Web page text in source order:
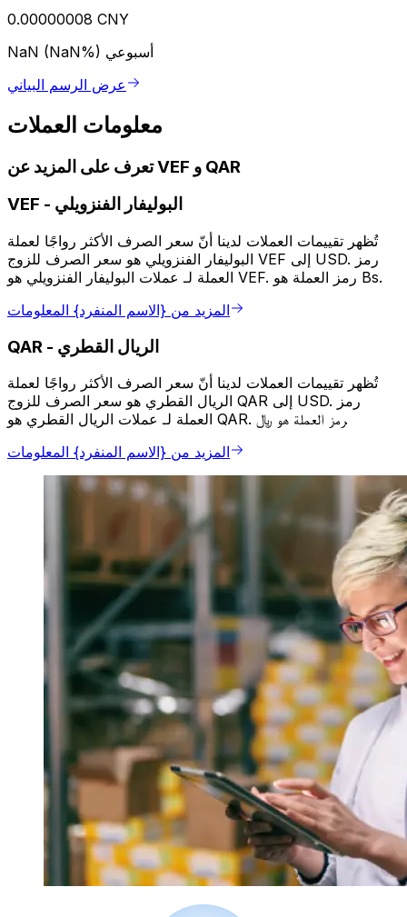
0.00000008 CNY
NaN (NaN%) أسبوعي
عرض الرسم البياني
معلومات العملات
تعرف على المزيد عن VEF و QAR
VEF - البوليفار الفنزويلي
تُظهر تقييمات العملات لدينا أنّ سعر الصرف الأكثر رواجًا لعملة
البوليفار الفنزويلي هو سعر الصرف للزوج VEF إلى USD. رمز
العملة لـ عملات البوليفار الفنزويلي هو VEF. رمز العملة هو Bs.
المزيد من {الاسم المنفرد} المعلومات
QAR - الريال القطري
تُظهر تقييمات العملات لدينا أنّ سعر الصرف الأكثر رواجًا لعملة
الريال القطري هو سعر الصرف للزوج QAR إلى USD. رمز
العملة لـ عملات الريال القطري هو QAR. رمز العملة هو ﷼.
المزيد من {الاسم المنفرد} المعلومات